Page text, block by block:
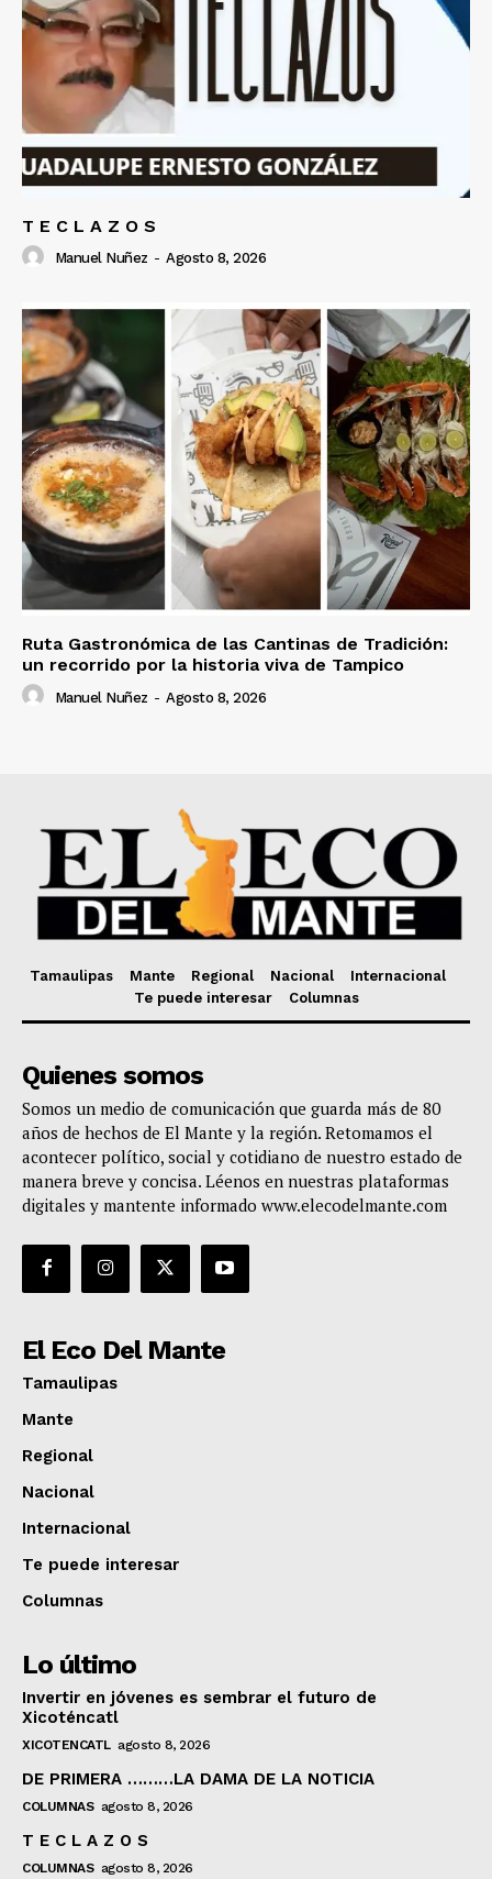
T E C L A Z O S
Manuel Nuñez - Agosto 8, 2026
Ruta Gastronómica de las Cantinas de Tradición:
un recorrido por la historia viva de Tampico
Manuel Nuñez - Agosto 8, 2026
Tamaulipas Mante Regional Nacional
Internacional
Te puede interesar
Columnas
Quienes somos
Somos un medio de comunicación que guarda más de 80
años de hechos de El Mante y la región. Retomamos el
acontecer político, social y cotidiano de nuestro estado de
manera breve y concisa. Léenos en nuestras plataformas
digitales y mantente informado www.elecodelmante.com
El Eco Del Mante
Tamaulipas
Mante
Regional
Nacional
Internacional
Te puede interesar
Columnas
Lo último
Invertir en jóvenes es sembrar el futuro de
Xicoténcatl
XICOTENCATL agosto 8, 2026
DE PRIMERA ………LA DAMA DE LA NOTICIA
COLUMNAS agosto 8, 2026
T E C L A Z O S
COLUMNAS agosto 8, 2026